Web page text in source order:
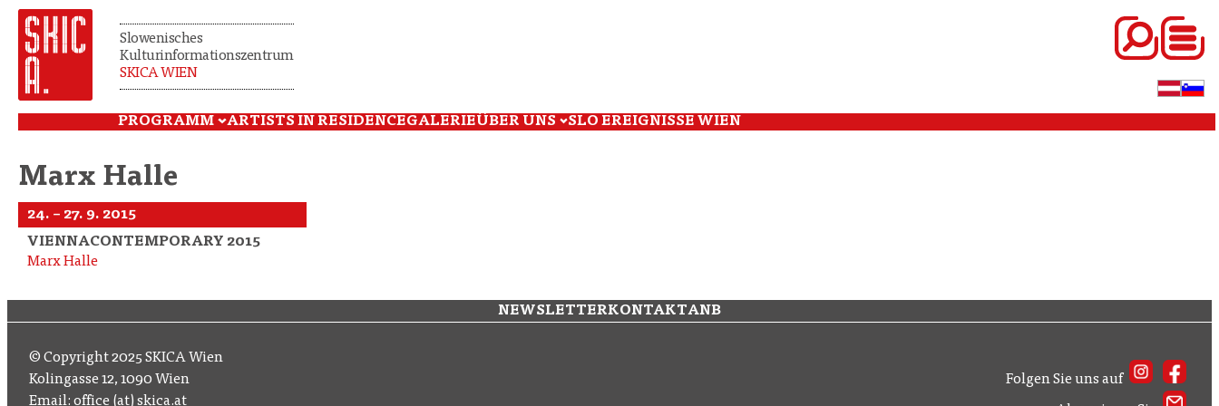
Slowenisches
Kulturinformationszentrum
SKICA WIEN
PROGRAMM ARTISTS IN RESIDENCEGALERIEÜBER UNS SLO EREIGNISSE WIEN
Marx Halle
24. – 27. 9. 2015
VIENNACONTEMPORARY 2015
Marx Halle
NEWSLETTERKONTAKTANB
© Copyright 2025 SKICA Wien
Kolingasse 12, 1090 Wien
Email: office (at) skica.at
Folgen Sie uns auf